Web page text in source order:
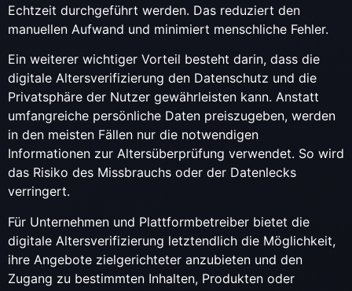
Echtzeit durchgeführt werden. Das reduziert den
manuellen Aufwand und minimiert menschliche Fehler.
Ein weiterer wichtiger Vorteil besteht darin, dass die
digitale Altersverifizierung den Datenschutz und die
Privatsphäre der Nutzer gewährleisten kann. Anstatt
umfangreiche persönliche Daten preiszugeben, werden
in den meisten Fällen nur die notwendigen
Informationen zur Altersüberprüfung verwendet. So wird
das Risiko des Missbrauchs oder der Datenlecks
verringert.
Für Unternehmen und Plattformbetreiber bietet die
digitale Altersverifizierung letztendlich die Möglichkeit,
ihre Angebote zielgerichteter anzubieten und den
Zugang zu bestimmten Inhalten, Produkten oder